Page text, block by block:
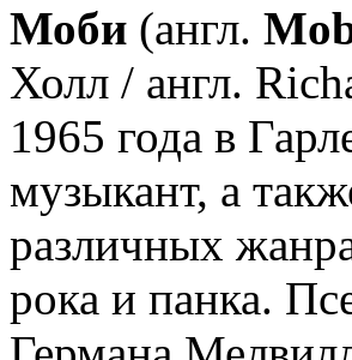
Моби (англ.
Холл / англ.
1965 года в
музыкант, а
различных
рока и панка.